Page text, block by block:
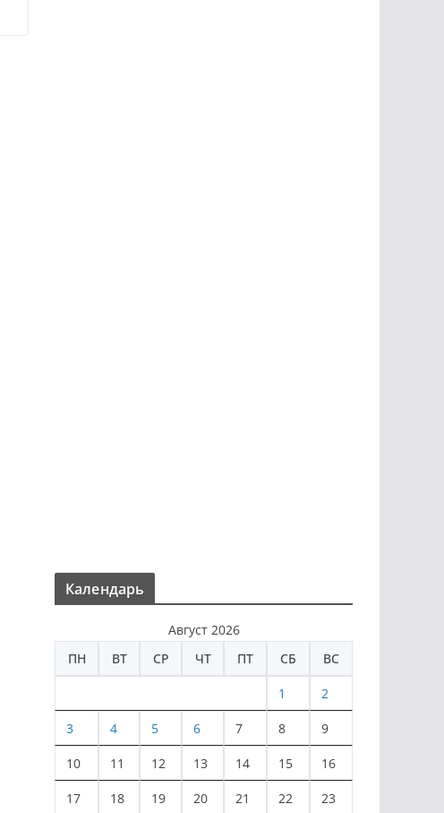
Календарь
Август 2026
ПН
ВТ СР ЧТ ПТ СБ ВС
1 2
3 4 5 6 7 8 9
10 11 12 13 14 15 16
17 18 19 20 21 22 23